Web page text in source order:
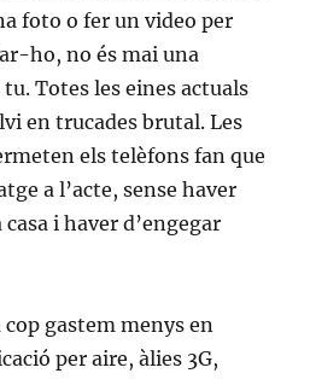
foto o fer un video per
ho, no és mai una
Totes les eines actuals
en trucades brutal. Les
els telèfons fan que
a l’acte, sense haver
i haver d’engegar
gastem menys en
per aire, àlies 3G,